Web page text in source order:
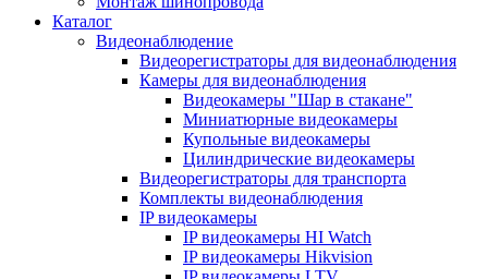
Каталог
Видеонаблюдение
Видеорегистраторы для видеонаблюдения
Камеры для видеонаблюдения
Видеокамеры "Шар в стакане"
Миниатюрные видеокамеры
Купольные видеокамеры
Цилиндрические видеокамеры
Видеорегистраторы для транспорта
Комплекты видеонаблюдения
IP видеокамеры
IP видеокамеры HI Watch
IP видеокамеры Hikvision